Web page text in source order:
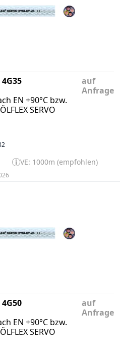
4G35
EN +90°C bzw.
SERVO
auf
Anfrage
VE: 1000m (empfohlen)
4G50
EN +90°C bzw.
SERVO
auf
Anfrage